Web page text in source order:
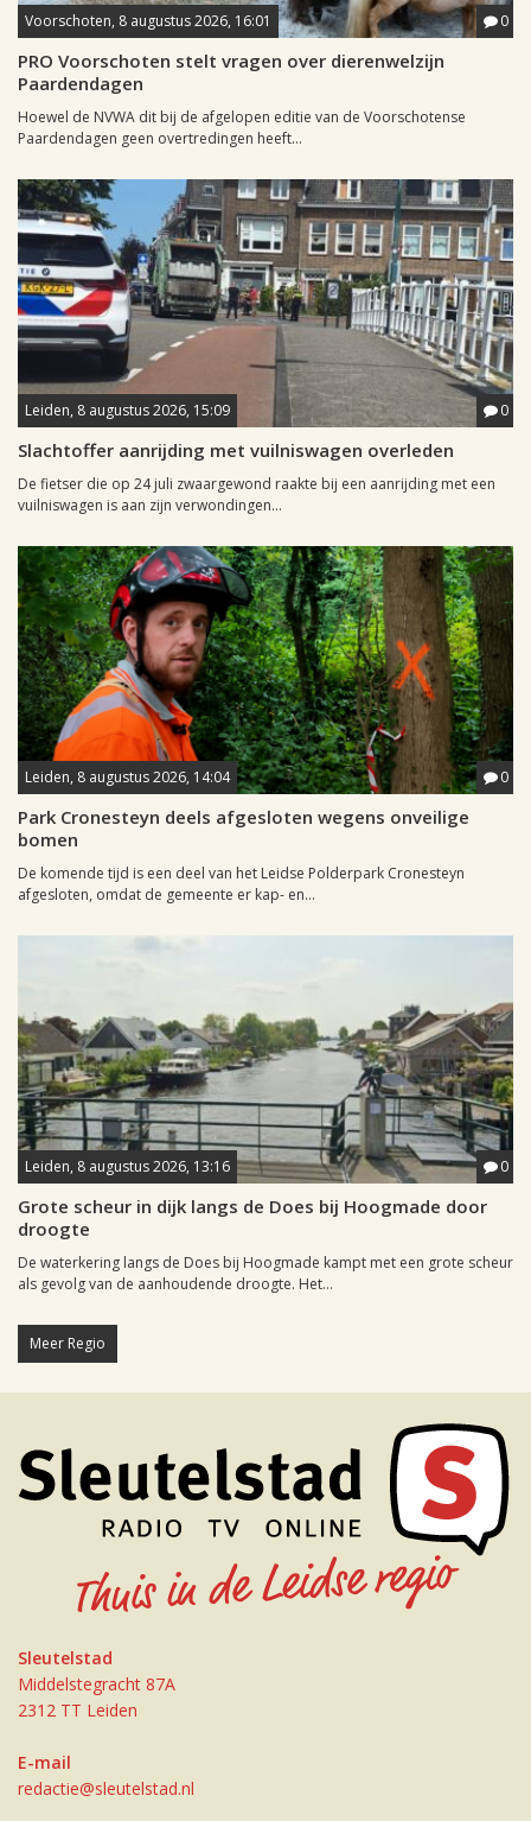
Voorschoten, 8 augustus 2026, 16:01 0
PRO Voorschoten stelt vragen over dierenwelzijn
Paardendagen
Hoewel de NVWA dit bij de afgelopen editie van de Voorschotense
Paardendagen geen overtredingen heeft...
Leiden, 8 augustus 2026, 15:09 0
Slachtoffer aanrijding met vuilniswagen overleden
De fietser die op 24 juli zwaargewond raakte bij een aanrijding met een
vuilniswagen is aan zijn verwondingen...
Leiden, 8 augustus 2026, 14:04 0
Park Cronesteyn deels afgesloten wegens onveilige
bomen
De komende tijd is een deel van het Leidse Polderpark Cronesteyn
afgesloten, omdat de gemeente er kap- en...
Leiden, 8 augustus 2026, 13:16 0
Grote scheur in dijk langs de Does bij Hoogmade door
droogte
De waterkering langs de Does bij Hoogmade kampt met een grote scheur
als gevolg van de aanhoudende droogte. Het...
Meer Regio
Sleutelstad
Middelstegracht 87A
2312 TT Leiden
E-mail
redactie@sleutelstad.nl